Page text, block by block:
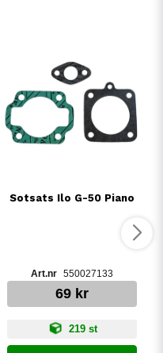
Sotsats Ilo G-50 Piano
550027133
69 kr
219 st